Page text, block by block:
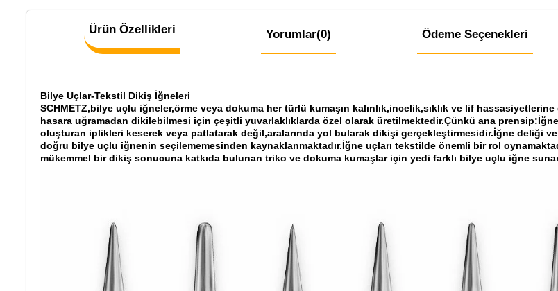
Ürün Özellikleri Yorumlar(0) Ödeme Seçenekleri
Bilye Uçlar-Tekstil Dikiş İğneleri
SCHMETZ,bilye uçlu iğneler,örme veya dokuma her türlü kumaşın kalınlık,incelik,sıklık ve lif
hasara uğramadan dikilebilmesi için çeşitli yuvarlaklıklarda özel olarak üretilmektedir.Çünkü ana
oluşturan iplikleri keserek veya patlatarak değil,aralarında yol bularak dikişi gerçekleştirmesidir.İğne deliği
doğru bilye uçlu iğnenin seçilememesinden kaynaklanmaktadır.İğne uçları tekstilde önemli bir rol
mükemmel bir dikiş sonucuna katkıda bulunan triko ve dokuma kumaşlar için yedi farklı bilye uçlu iğne